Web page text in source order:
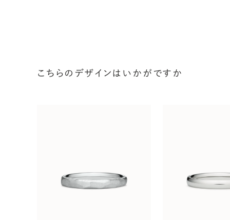
こちらのデザインはいかがですか